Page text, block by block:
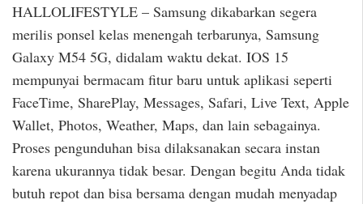
HALLOLIFESTYLE – Samsung dikabarkan segera
merilis ponsel kelas menengah terbarunya, Samsung
Galaxy M54 5G, didalam waktu dekat. IOS 15
mempunyai bermacam fitur baru untuk aplikasi seperti
FaceTime, SharePlay, Messages, Safari, Live Text, Apple
Wallet, Photos, Weather, Maps, dan lain sebagainya.
Proses pengunduhan bisa dilaksanakan secara instan
karena ukurannya tidak besar. Dengan begitu Anda tidak
butuh repot dan bisa bersama dengan mudah menyadap